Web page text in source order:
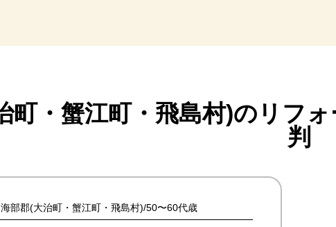
町・蟹江町・飛島村)のリフォ
判
海部郡(大治町・蟹江町・飛島村) 50〜60代歳